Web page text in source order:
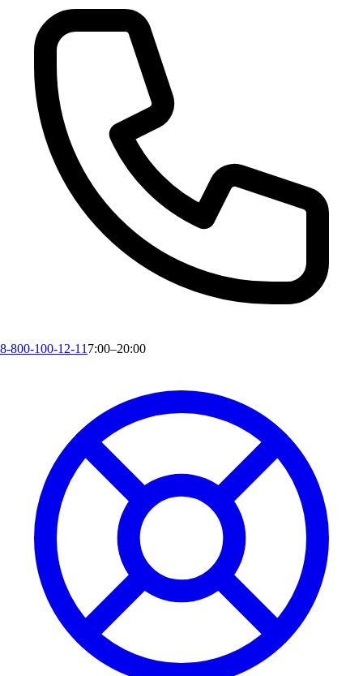
8-800-100-12-11 7:00–20:00